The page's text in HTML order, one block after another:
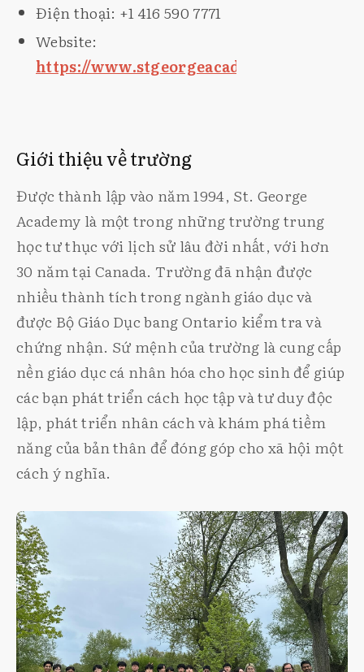
Điện thoại: +1 416 590 7771
Website:
https://www.stgeorgeacademy.com/
Giới thiệu về trường
Được thành lập vào năm 1994, St. George
Academy là một trong những trường trung
học tư thục với lịch sử lâu đời nhất, với hơn
30 năm tại Canada. Trường đã nhận được
nhiều thành tích trong ngành giáo dục và
được Bộ Giáo Dục bang Ontario kiểm tra và
chứng nhận. Sứ mệnh của trường là cung cấp
nền giáo dục cá nhân hóa cho học sinh để giúp
các bạn phát triển cách học tập và tư duy độc
lập, phát triển nhân cách và khám phá tiềm
năng của bản thân để đóng góp cho xã hội một
cách ý nghĩa.